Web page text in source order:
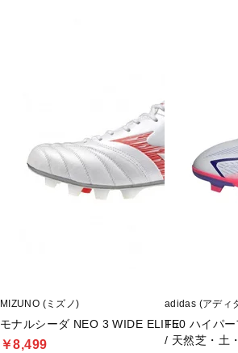
MIZUNO (ミズノ)
モナルシーダ NEO 3 WIDE ELITE
￥8,499
adidas (アディ
F50 ハイパ
/ 天然芝・土